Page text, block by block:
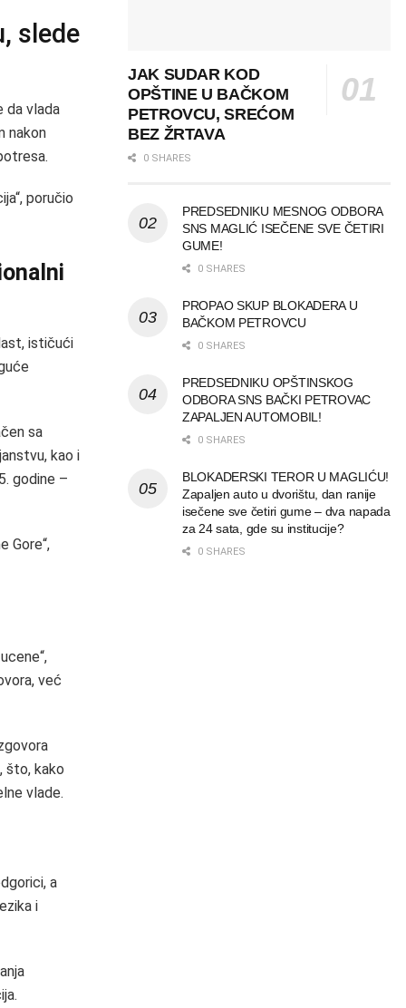
slede
da vlada
nakon
poručio
ističući
sa
kao i
godine –
Gore“,
već
što, kako
vlade.
a
i
JAK SUDAR KOD
OPŠTINE U BAČKOM
PETROVCU, SREĆOM
BEZ ŽRTAVA
0 SHARES
PREDSEDNIKU MESNOG ODBORA
SNS MAGLIĆ ISEČENE SVE ČETIRI
GUME!
0 SHARES
PROPAO SKUP BLOKADERA U
BAČKOM PETROVCU
0 SHARES
PREDSEDNIKU OPŠTINSKOG
ODBORA SNS BAČKI PETROVAC
ZAPALJEN AUTOMOBIL!
0 SHARES
BLOKADERSKI TEROR U MAGLIĆU!
Zapaljen auto u dvorištu, dan ranije
isečene sve četiri gume – dva napada
za 24 sata, gde su institucije?
0 SHARES